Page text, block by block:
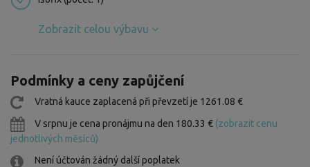
Zobrazit celou výbavu
Podmínky a ceny zapůjčení
Vratná kauce zaplacená při převzetí je 1261.08 €
V srpnu je cena pronájmu na den 180.33 € (zobrazit cenu
jednotlivých měsíců)
Není účtován žádný další poplatek